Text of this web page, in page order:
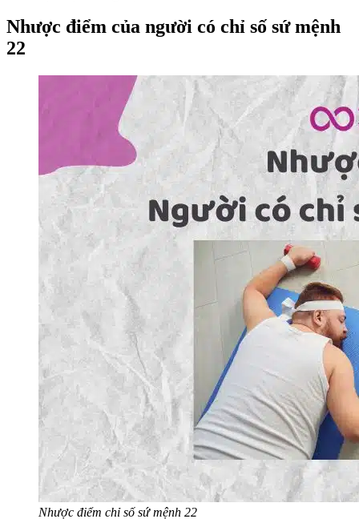
Nhược điểm của người có chỉ số sứ mệnh
22
Nhược điểm chỉ số sứ mệnh 22